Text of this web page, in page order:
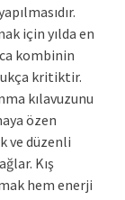
için yılda en
kombinin
kritiktir.
kılavuzunu
özen
ve düzenli
Kış
hem enerji